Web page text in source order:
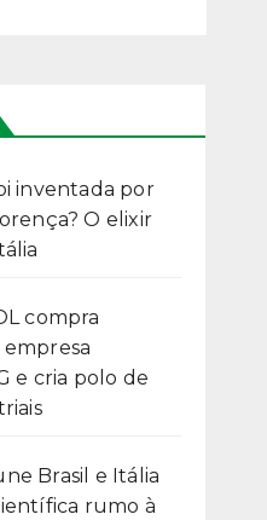
inventada por
O elixir
compra
e cria polo de
Brasil e Itália
rumo à